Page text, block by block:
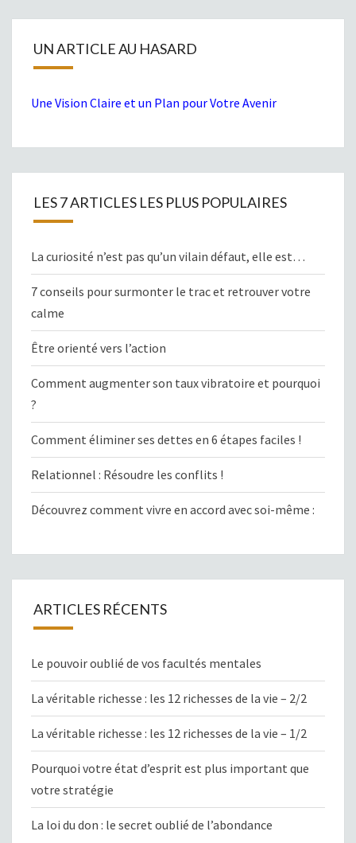
UN ARTICLE AU HASARD
Une Vision Claire et un Plan pour Votre Avenir
LES 7 ARTICLES LES PLUS POPULAIRES
La curiosité n’est pas qu’un vilain défaut, elle est…
7 conseils pour surmonter le trac et retrouver votre
calme
Être orienté vers l’action
Comment augmenter son taux vibratoire et pourquoi
?
Comment éliminer ses dettes en 6 étapes faciles !
Relationnel : Résoudre les conflits !
Découvrez comment vivre en accord avec soi-même :
ARTICLES RÉCENTS
Le pouvoir oublié de vos facultés mentales
La véritable richesse : les 12 richesses de la vie – 2/2
La véritable richesse : les 12 richesses de la vie – 1/2
Pourquoi votre état d’esprit est plus important que
votre stratégie
La loi du don : le secret oublié de l’abondance